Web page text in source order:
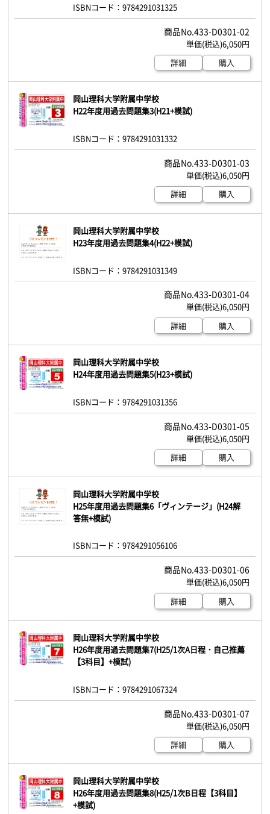
ISBNコード：9784291031325
433-D0301-02
6,050円
詳細
購入
岡山理科大学附属中学校
H22年度用過去問題集3(H21+模試)
ISBNコード：9784291031332
433-D0301-03
6,050円
詳細
購入
岡山理科大学附属中学校
H23年度用過去問題集4(H22+模試)
ISBNコード：9784291031349
433-D0301-04
6,050円
詳細
購入
岡山理科大学附属中学校
H24年度用過去問題集5(H23+模試)
ISBNコード：9784291031356
433-D0301-05
6,050円
詳細
購入
岡山理科大学附属中学校
H25年度用過去問題集6「ヴィンテージ」(H24解
答無+模試)
ISBNコード：9784291056106
433-D0301-06
6,050円
詳細
購入
岡山理科大学附属中学校
H26年度用過去問題集7(H25/1次A日程・自己推薦
【3科目】+模試)
ISBNコード：9784291067324
433-D0301-07
6,050円
詳細
購入
岡山理科大学附属中学校
H26年度用過去問題集8(H25/1次B日程【3科目】
+模試)